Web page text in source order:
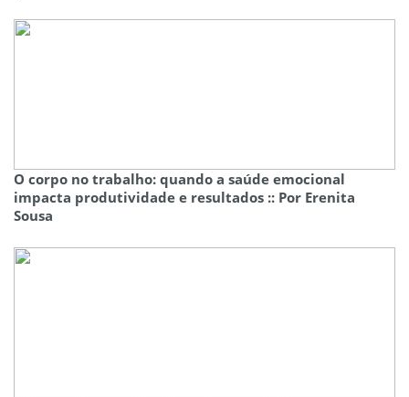
O corpo no trabalho: quando a saúde emocional
impacta produtividade e resultados :: Por Erenita
Sousa